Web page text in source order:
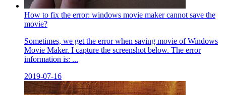
How to fix the error: windows movie maker cannot save the
movie?
Sometimes, we get the error when saving movie of Windows
Movie Maker. I capture the screenshot below. The error
information is: ...
2019-07-16